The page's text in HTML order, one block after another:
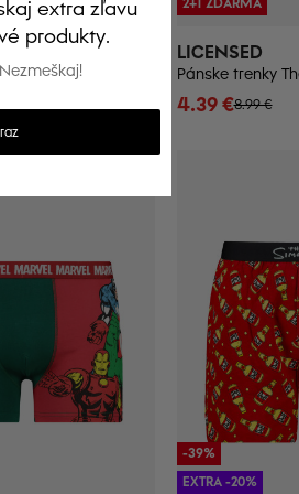
extra zľavu
produkty.
LICENSED
8.99 €
4.39 €
2+1 ZDARMA
-39%
EXTRA -20%